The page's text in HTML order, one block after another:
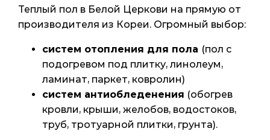
Теплый пол в Белой Церкови на прямую от
производителя из Кореи. Огромный выбор:
систем отопления для пола (пол с
подогревом под плитку, линолеум,
ламинат, паркет, ковролин)
систем антиобледенения (обогрев
кровли, крыши, желобов, водостоков,
труб, тротуарной плитки, грунта).